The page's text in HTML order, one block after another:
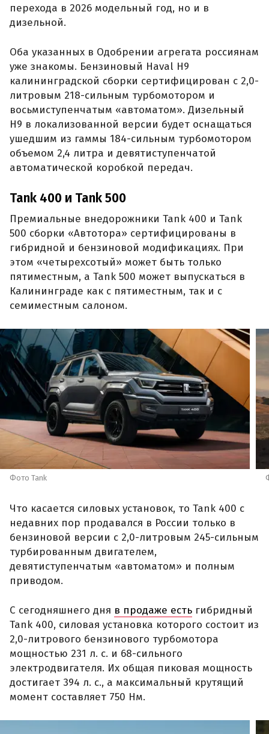
перехода в 2026 модельный год, но и в
дизельной.
Оба указанных в Одобрении агрегата россиянам
уже знакомы. Бензиновый Haval H9
калининградской сборки сертифицирован с 2,0-
литровым 218-сильным турбомотором и
восьмиступенчатым «автоматом». Дизельный
H9 в локализованной версии будет оснащаться
ушедшим из гаммы 184-сильным турбомотором
объемом 2,4 литра и девятиступенчатой
автоматической коробкой передач.
Tank 400 и Tank 500
Премиальные внедорожники Tank 400 и Tank
500 сборки «Автотора» сертифицированы в
гибридной и бензиновой модификациях. При
этом «четырехсотый» может быть только
пятиместным, а Tank 500 может выпускаться в
Калининграде как с пятиместным, так и с
семиместным салоном.
Фото Tank
Что касается силовых установок, то Tank 400 с
недавних пор продавался в России только в
бензиновой версии с 2,0-литровым 245-сильным
турбированным двигателем,
девятиступенчатым «автоматом» и полным
приводом.
С сегодняшнего дня в продаже есть гибридный
Tank 400, силовая установка которого состоит из
2,0-литрового бензинового турбомотора
мощностью 231 л. с. и 68-сильного
электродвигателя. Их общая пиковая мощность
достигает 394 л. с., а максимальный крутящий
момент составляет 750 Нм.